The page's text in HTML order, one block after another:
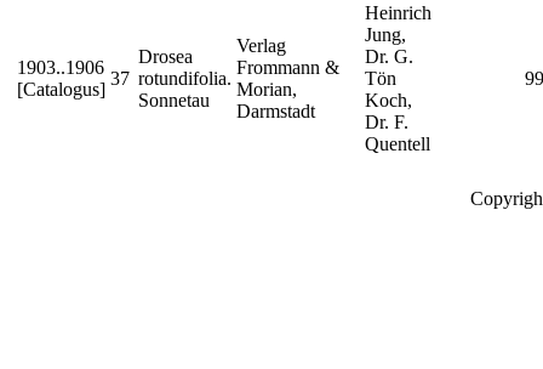
1903..1906
[Catalogus]
37
Drosea
rotundifolia.
Sonnetau
Verlag
Frommann &
Morian,
Darmstadt
Heinrich
Jung,
Dr. G.
Tön
Koch,
Dr. F.
Quentell